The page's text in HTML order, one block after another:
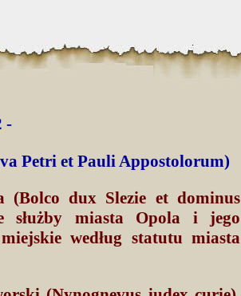
-
Petri et Pauli Appostolorum)
dux Slezie et dominus
służby miasta Opola i jego
według statutu miasta